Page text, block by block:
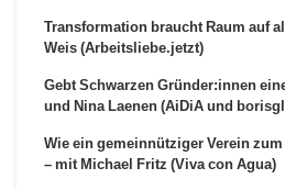
Transformation braucht Raum auf
Weis (Arbeitsliebe.jetzt)
Gebt Schwarzen Gründer:innen
und Nina Laenen (AiDiA und
Wie ein gemeinnütziger Verein
– mit Michael Fritz (Viva con Agua)